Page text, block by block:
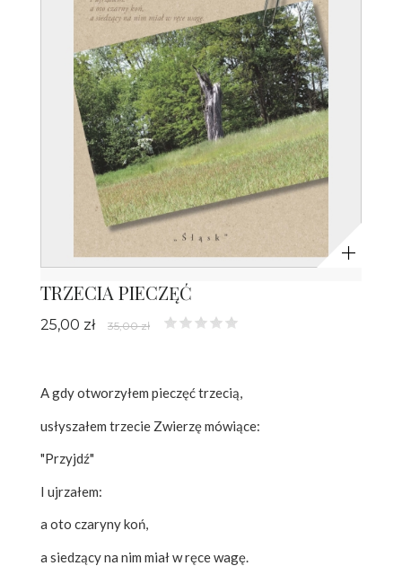
TRZECIA PIECZĘĆ
25,00 zł 35,00 zł
A gdy otworzyłem pieczęć trzecią,
usłyszałem trzecie Zwierzę mówiące:
"Przyjdź"
I ujrzałem:
a oto czaryny koń,
a siedzący na nim miał w ręce wagę.